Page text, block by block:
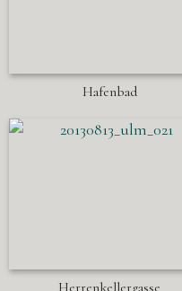
Hafenbad
Herrenkellergasse